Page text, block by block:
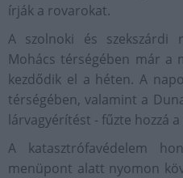
írják a rovarokat.
A szolnoki és szekszárdi
Mohács térségében már a
kezdődik el a héten. A
térségében, valamint a
lárvagyérítést - fűzte hozzá
A katasztrófavédelem
menüpont alatt nyomon